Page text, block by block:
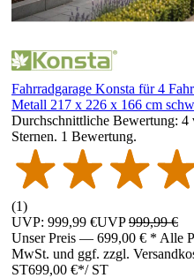
Fahrradgarage Konsta für 4
Metall 217 x 226 x 166 cm
Durchschnittliche Bewertung: 4
Sternen. 1 Bewertung.
(1)
UVP: 999,99 €UVP999,99 €
Unser Preis — 699,00 € * Alle
MwSt. und ggf. zzgl.
ST699,00 €*/ ST